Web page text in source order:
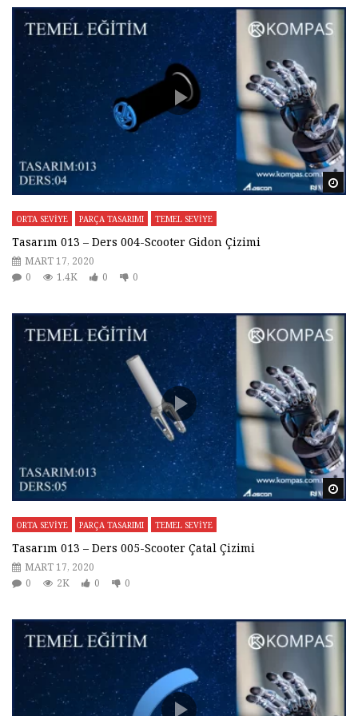
ORTA SEVİYE PARÇA TASARIMI TEMEL SEVİYE
Tasarım 013 – Ders 004-Scooter Gidon Çizimi
MART 17, 2020
0
1.4K 0 0
ORTA SEVİYE PARÇA TASARIMI TEMEL SEVİYE
Tasarım 013 – Ders 005-Scooter Çatal Çizimi
MART 17, 2020
0
2K 0 0